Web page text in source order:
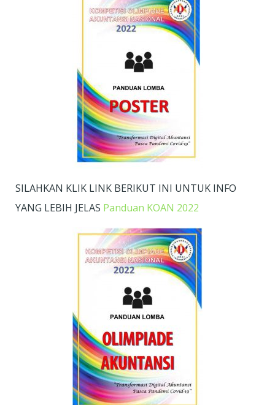
SILAHKAN KLIK LINK BERIKUT INI UNTUK INFO
YANG LEBIH JELAS Panduan KOAN 2022